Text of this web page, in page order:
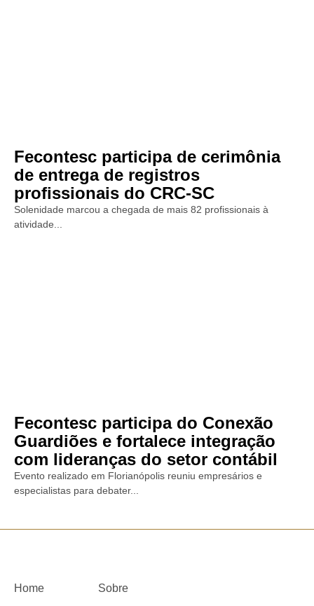
Fecontesc participa de cerimônia
de entrega de registros
profissionais do CRC-SC
Solenidade marcou a chegada de mais 82 profissionais à
atividade...
Fecontesc participa do Conexão
Guardiões e fortalece integração
com lideranças do setor contábil
Evento realizado em Florianópolis reuniu empresários e
especialistas para debater...
Home Sobre